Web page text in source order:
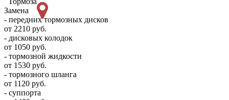
Замена
- передних тормозных дисков
от 2210 руб.
- дисковых колодок
от 1050 руб.
- тормозной жидкости
от 1530 руб.
- тормозного шланга
от 1120 руб.
- суппорта